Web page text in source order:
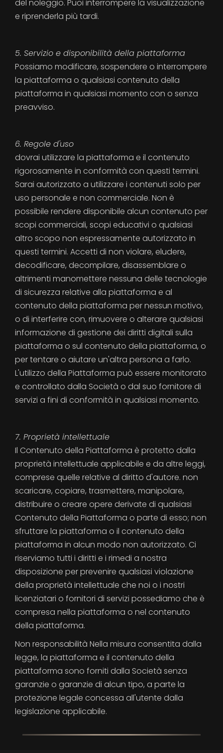
del noleggio. Puoi interrompere la visualizzazione
e riprenderla più tardi.
5. Servizio e disponibilità della piattaforma
Possiamo modificare, sospendere o interrompere
la piattaforma o qualsiasi contenuto della
piattaforma in qualsiasi momento con o senza
preavviso.
6. Regole d'uso
dovrai utilizzare la piattaforma e il contenuto
rigorosamente in conformità con questi termini.
Sarai autorizzato a utilizzare i contenuti solo per
uso personale e non commerciale. Non è
possibile rendere disponibile alcun contenuto per
scopi commerciali, scopi educativi o qualsiasi
altro scopo non espressamente autorizzato in
questi termini. Accetti di non violare, eludere,
decodificare, decompilare, disassemblare o
altrimenti manomettere nessuna delle tecnologie
di sicurezza relative alla piattaforma e al
contenuto della piattaforma per nessun motivo,
o di interferire con, rimuovere o alterare qualsiasi
informazione di gestione dei diritti digitali sulla
piattaforma o sul contenuto della piattaforma, o
per tentare o aiutare un'altra persona a farlo.
L'utilizzo della Piattaforma può essere monitorato
e controllato dalla Società o dal suo fornitore di
servizi a fini di conformità in qualsiasi momento.
7. Proprietà intellettuale
Il Contenuto della Piattaforma è protetto dalla
proprietà intellettuale applicabile e da altre leggi,
comprese quelle relative al diritto d'autore. non
scaricare, copiare, trasmettere, manipolare,
distribuire o creare opere derivate di qualsiasi
Contenuto della Piattaforma o parte di esso; non
sfruttare la piattaforma o il contenuto della
piattaforma in alcun modo non autorizzato. Ci
riserviamo tutti i diritti e i rimedi a nostra
disposizione per prevenire qualsiasi violazione
della proprietà intellettuale che noi o i nostri
licenziatari o fornitori di servizi possediamo che è
compresa nella piattaforma o nel contenuto
della piattaforma.
Non responsabilità Nella misura consentita dalla
legge, la piattaforma e il contenuto della
piattaforma sono forniti dalla Società senza
garanzie o garanzie di alcun tipo, a parte la
protezione legale concessa all'utente dalla
legislazione applicabile.